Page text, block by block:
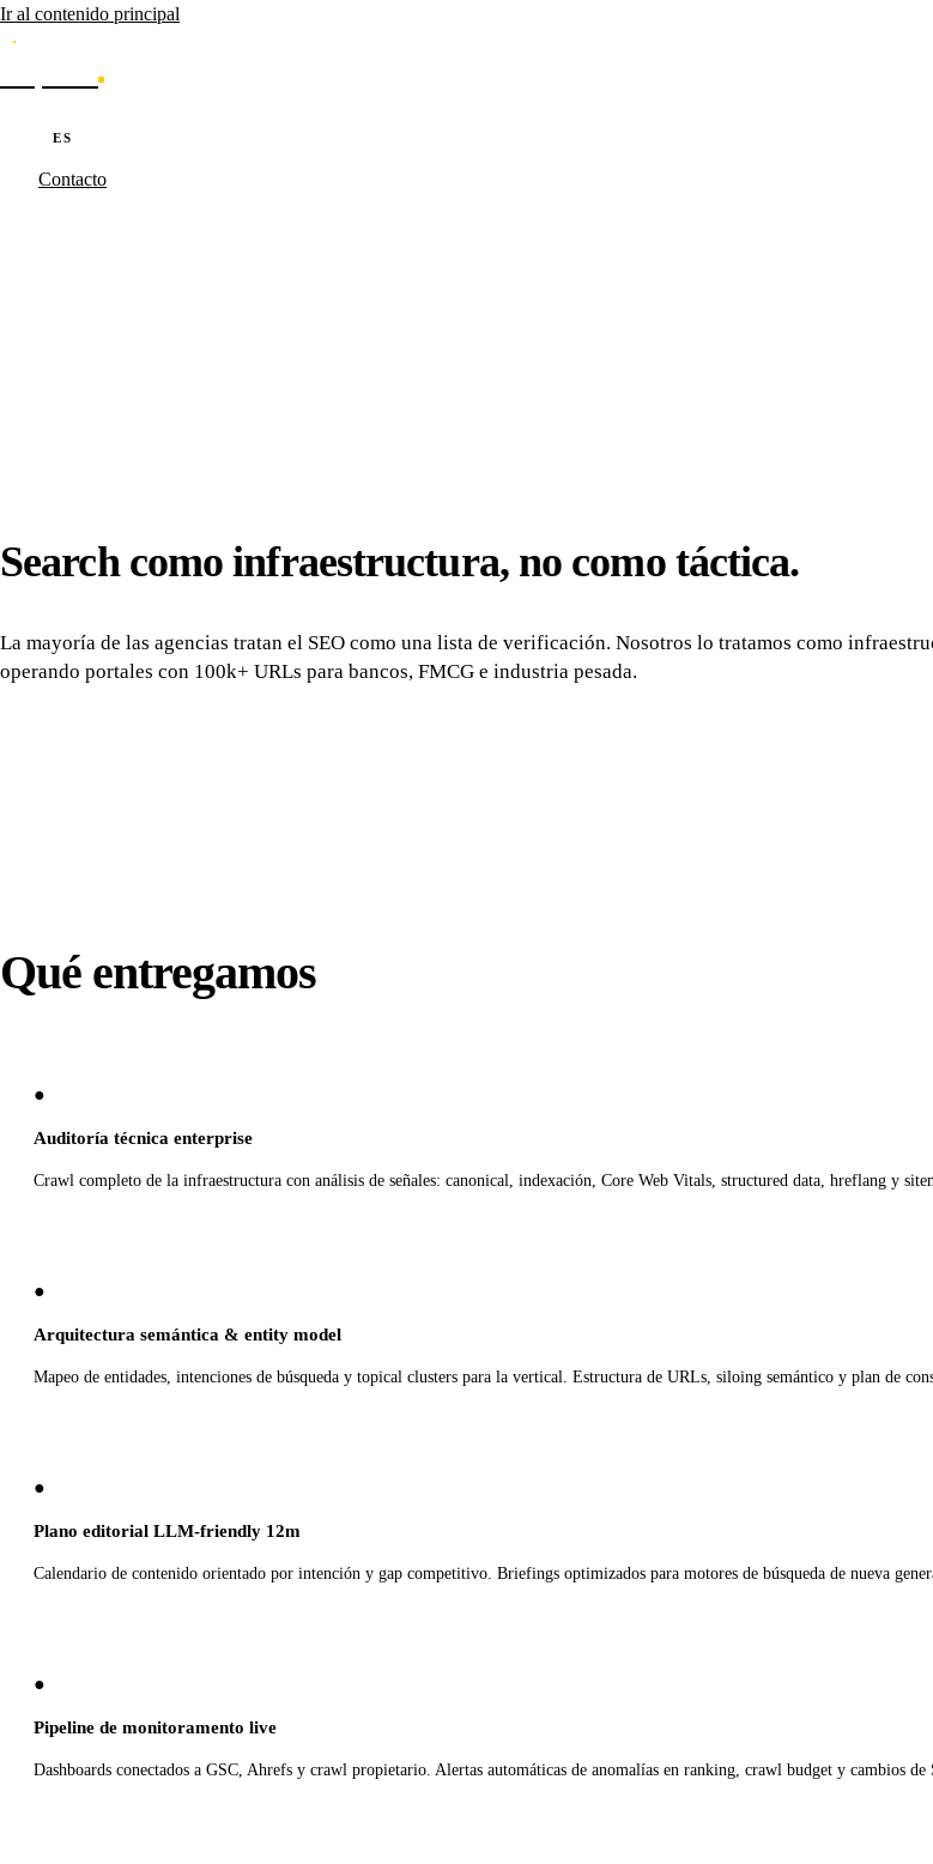
Ir al contenido principal
·ES
Contacto
Search como infraestructura, no como táctica.
La mayoría de las agencias tratan el SEO como una lista de verificación. Nosotros lo tratamos como
operando portales con 100k+ URLs para bancos, FMCG e industria pesada.
Qué entregamos
●
Auditoría técnica enterprise
Crawl completo de la infraestructura con análisis de señales: canonical, indexación, Core Web Vitals, structured data, hreflang y
●
Arquitectura semántica & entity model
Mapeo de entidades, intenciones de búsqueda y topical clusters para la vertical. Estructura de URLs, siloing semántico y plan de
●
Plano editorial LLM-friendly 12m
Calendario de contenido orientado por intención y gap competitivo. Briefings optimizados para motores de búsqueda de nueva
●
Pipeline de monitoramento live
Dashboards conectados a GSC, Ahrefs y crawl propietario. Alertas automáticas de anomalías en ranking, crawl budget y cambios de